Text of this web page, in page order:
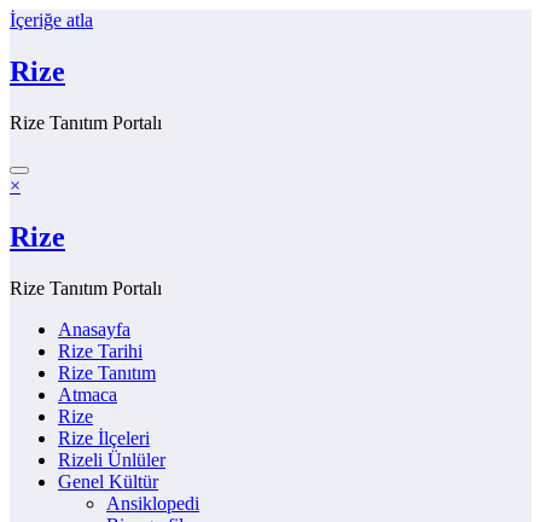
İçeriğe atla
Rize
Rize Tanıtım Portalı
×
Rize
Rize Tanıtım Portalı
Anasayfa
Rize Tarihi
Rize Tanıtım
Atmaca
Rize
Rize İlçeleri
Rizeli Ünlüler
Genel Kültür
Ansiklopedi